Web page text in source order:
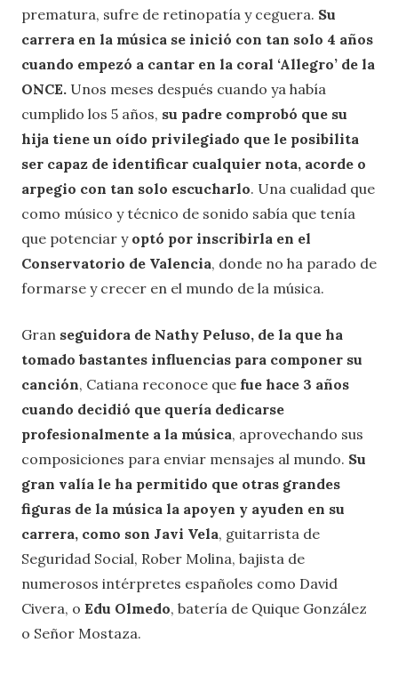
prematura, sufre de retinopatía y ceguera. Su
carrera en la música se inició con tan solo 4 años
cuando empezó a cantar en la coral ‘Allegro’ de la
ONCE. Unos meses después cuando ya había
cumplido los 5 años, su padre comprobó que su
hija tiene un oído privilegiado que le posibilita
ser capaz de identificar cualquier nota, acorde o
arpegio con tan solo escucharlo. Una cualidad que
como músico y técnico de sonido sabía que tenía
que potenciar y optó por inscribirla en el
Conservatorio de Valencia, donde no ha parado de
formarse y crecer en el mundo de la música.
Gran seguidora de Nathy Peluso, de la que ha
tomado bastantes influencias para componer su
canción, Catiana reconoce que fue hace 3 años
cuando decidió que quería dedicarse
profesionalmente a la música, aprovechando sus
composiciones para enviar mensajes al mundo. Su
gran valía le ha permitido que otras grandes
figuras de la música la apoyen y ayuden en su
carrera, como son Javi Vela, guitarrista de
Seguridad Social, Rober Molina, bajista de
numerosos intérpretes españoles como David
Civera, o Edu Olmedo, batería de Quique González
o Señor Mostaza.